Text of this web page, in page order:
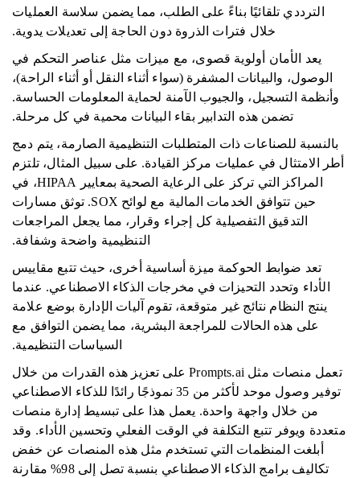
الترددي تلقائيًا بناءً على الطلب، مما يضمن سلاسة العمليات
خلال فترات الذروة دون الحاجة إلى تعديلات يدوية.
يعد الأمان أولوية قصوى، مع ميزات مثل عناصر التحكم في
الوصول، والبيانات المشفرة (سواء أثناء النقل أو أثناء الراحة)،
وأنظمة التسجيل، والجيوب الآمنة لحماية المعلومات الحساسة.
تضمن هذه التدابير بقاء البيانات محمية في كل مرحلة.
بالنسبة للصناعات ذات المتطلبات التنظيمية الصارمة، يتم دمج
أطر الامتثال في عمليات مركز القيادة. على سبيل المثال، تلتزم
المراكز التي تركز على الرعاية الصحية بمعايير HIPAA، في
حين تتوافق الخدمات المالية مع لوائح SOX. توثق مسارات
التدقيق التفصيلية كل إجراء وقرار، مما يجعل المراجعات
التنظيمية واضحة وشفافة.
تعد ضوابط الحوكمة ميزة أساسية أخرى، حيث تتبع مقاييس
الأداء وتحدد التحيزات في مخرجات الذكاء الاصطناعي. عندما
ينتج النظام نتائج غير متوقعة، تقوم آليات الإدارة بوضع علامة
على هذه الحالات للمراجعة البشرية، مما يضمن التوافق مع
السياسات التنظيمية.
تعمل منصات مثل Prompts.ai على تعزيز هذه القدرات من خلال
توفير وصول موحد لأكثر من 35 نموذجًا رائدًا للذكاء الاصطناعي
من خلال واجهة واحدة. يعمل هذا على تبسيط إدارة منصات
متعددة ويوفر تتبع التكلفة في الوقت الفعلي وتحسين الأداء. وقد
أبلغت المنظمات التي تستخدم مثل هذه المنصات عن خفض
تكاليف برامج الذكاء الاصطناعي بنسبة تصل إلى 98% مقارنة